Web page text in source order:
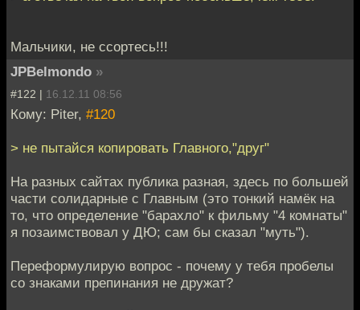
Мальчики, не ссортесь!!!
JPBelmondo »
#122 | 16.12.11 08:56
Кому: Piter, #120
> не пытайся копировать Главного,"друг"
На разных сайтах публика разная, здесь по большей
части солидарные с Главным (это тонкий намёк на
то, что определение "барахло" к фильму "4 комнаты"
я позаимствовал у ДЮ; сам бы сказал "муть").
Переформулирую вопрос - почему у тебя пробелы
со знаками препинания не дружат?